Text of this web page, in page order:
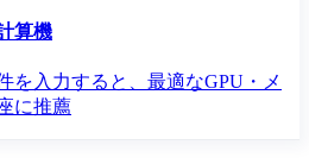
算機
を入力すると、最適なGPU・メ
に推薦